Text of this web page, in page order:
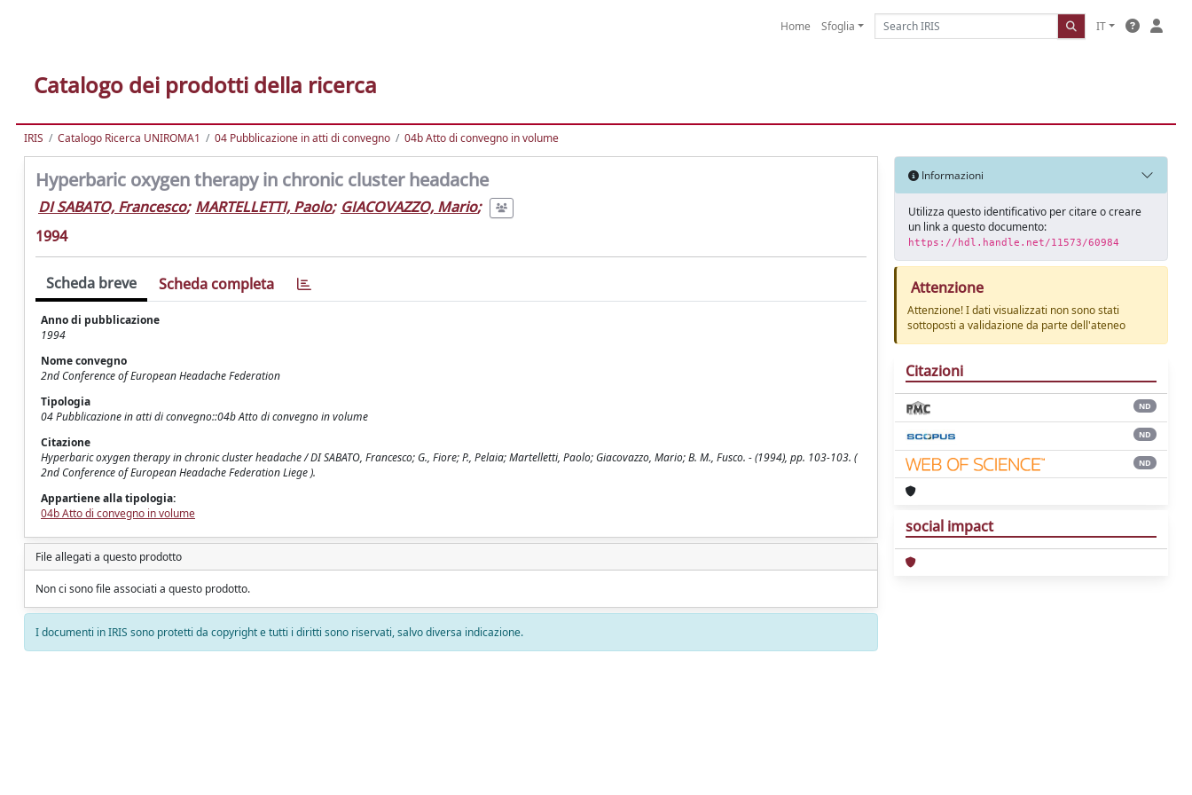
Home Sfoglia IT
Catalogo dei prodotti della ricerca
IRIS Catalogo Ricerca UNIROMA1 04 Pubblicazione in atti di convegno 04b Atto di convegno in volume
Hyperbaric oxygen therapy in chronic cluster headache
DI SABATO, Francesco; MARTELLETTI, Paolo; GIACOVAZZO, Mario;
1994
Scheda breve Scheda completa
Anno di pubblicazione
1994
Nome convegno
2nd Conference of European Headache Federation
Tipologia
04 Pubblicazione in atti di convegno::04b Atto di convegno in volume
Citazione
Hyperbaric oxygen therapy in chronic cluster headache / DI SABATO, Francesco; G., Fiore; P., Pelaia; Martelletti, Paolo; Giacovazzo, Mario; B. M., Fusco. - (1994), pp. 103-103. (
2nd Conference of European Headache Federation Liege ).
Appartiene alla tipologia:
04b Atto di convegno in volume
File allegati a questo prodotto
Non ci sono file associati a questo prodotto.
I documenti in IRIS sono protetti da copyright e tutti i diritti sono riservati, salvo diversa indicazione.
Informazioni
Utilizza questo identificativo per citare o creare
un link a questo documento:
https://hdl.handle.net/11573/60984
Attenzione
Attenzione! I dati visualizzati non sono stati
sottoposti a validazione da parte dell'ateneo
Citazioni
ND
ND
ND
social impact